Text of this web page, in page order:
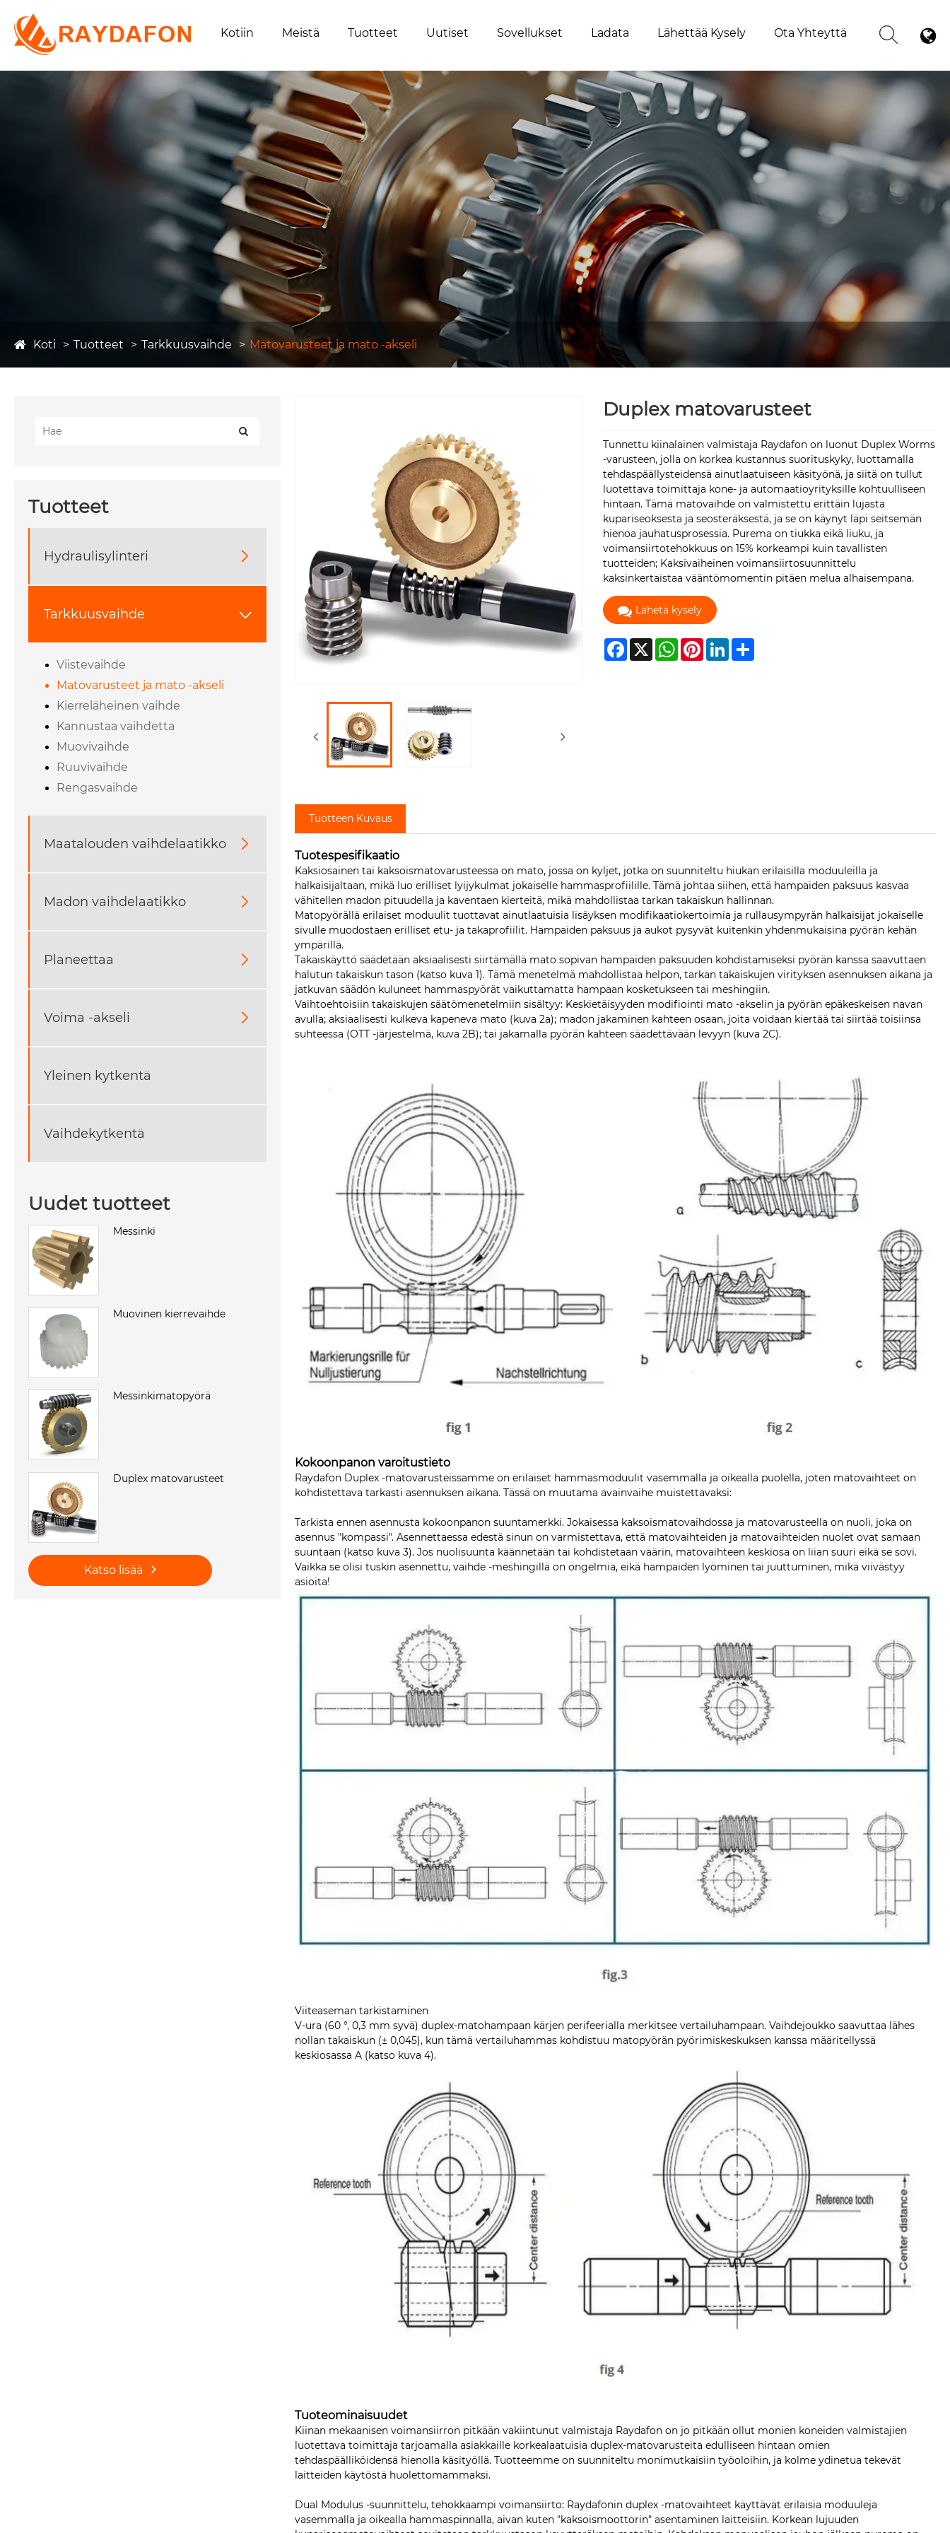
Kotiin Meistä Tuotteet Uutiset Sovellukset Ladata Lähettää Kysely Ota Yhteyttä
Koti Tuotteet Tarkkuusvaihde Matovarusteet ja mato -akseli
Tuotteet
Hydraulisylinteri 
Tarkkuusvaihde 
Viistevaihde
Matovarusteet ja mato -akseli
Kierreläheinen vaihde
Kannustaa vaihdetta
Muovivaihde
Ruuvivaihde
Rengasvaihde
Maatalouden vaihdelaatikko 
Madon vaihdelaatikko 
Planeettaa 
Voima -akseli 
Yleinen kytkentä
Vaihdekytkentä
Uudet tuotteet
Messinki
Muovinen kierrevaihde
Messinkimatopyörä
Duplex matovarusteet
Katso lisää
Duplex matovarusteet
Tunnettu kiinalainen valmistaja Raydafon on luonut Duplex Worms
-varusteen, jolla on korkea kustannus suorituskyky, luottamalla
tehdaspäällysteidensä ainutlaatuiseen käsityönä, ja siitä on tullut
luotettava toimittaja kone- ja automaatioyrityksille kohtuulliseen
hintaan. Tämä matovaihde on valmistettu erittäin lujasta
kupariseoksesta ja seosteräksestä, ja se on käynyt läpi seitsemän
hienoa jauhatusprosessia. Purema on tiukka eikä liuku, ja
voimansiirtotehokkuus on 15% korkeampi kuin tavallisten
tuotteiden; Kaksivaiheinen voimansiirtosuunnittelu
kaksinkertaistaa vääntömomentin pitäen melua alhaisempana.
Lähetä kysely
Facebook
X WhatsApp
PinterestLinkedInShare
Tuotteen Kuvaus
Tuotespesifikaatio
Kaksiosainen tai kaksoismatovarusteessa on mato, jossa on kyljet, jotka on suunniteltu hiukan erilaisilla moduuleilla ja
halkaisijaltaan, mikä luo erilliset lyijykulmat jokaiselle hammasprofiilille. Tämä johtaa siihen, että hampaiden paksuus kasvaa
vähitellen madon pituudella ja kaventaen kierteitä, mikä mahdollistaa tarkan takaiskun hallinnan.
Matopyörällä erilaiset moduulit tuottavat ainutlaatuisia lisäyksen modifikaatiokertoimia ja rullausympyrän halkaisijat jokaiselle
sivulle muodostaen erilliset etu- ja takaprofiilit. Hampaiden paksuus ja aukot pysyvät kuitenkin yhdenmukaisina pyörän kehän
ympärillä.
Takaiskäyttö säädetään aksiaalisesti siirtämällä mato sopivan hampaiden paksuuden kohdistamiseksi pyörän kanssa saavuttaen
halutun takaiskun tason (katso kuva 1). Tämä menetelmä mahdollistaa helpon, tarkan takaiskujen virityksen asennuksen aikana ja
jatkuvan säädön kuluneet hammaspyörät vaikuttamatta hampaan kosketukseen tai meshingiin.
Vaihtoehtoisiin takaiskujen säätömenetelmiin sisältyy: Keskietäisyyden modifiointi mato -akselin ja pyörän epäkeskeisen navan
avulla; aksiaalisesti kulkeva kapeneva mato (kuva 2a); madon jakaminen kahteen osaan, joita voidaan kiertää tai siirtää toisiinsa
suhteessa (OTT -järjestelmä, kuva 2B); tai jakamalla pyörän kahteen säädettävään levyyn (kuva 2C).
Kokoonpanon varoitustieto
Raydafon Duplex -matovarusteissamme on erilaiset hammasmoduulit vasemmalla ja oikealla puolella, joten matovaihteet on
kohdistettava tarkasti asennuksen aikana. Tässä on muutama avainvaihe muistettavaksi:
Tarkista ennen asennusta kokoonpanon suuntamerkki. Jokaisessa kaksoismatovaihdossa ja matovarusteella on nuoli, joka on
asennus "kompassi". Asennettaessa edestä sinun on varmistettava, että matovaihteiden ja matovaihteiden nuolet ovat samaan
suuntaan (katso kuva 3). Jos nuolisuunta käännetään tai kohdistetaan väärin, matovaihteen keskiosa on liian suuri eikä se sovi.
Vaikka se olisi tuskin asennettu, vaihde -meshingillä on ongelmia, eikä hampaiden lyöminen tai juuttuminen, mikä viivästyy
asioita!
Viiteaseman tarkistaminen
V-ura (60 °, 0,3 mm syvä) duplex-matohampaan kärjen perifeerialla merkitsee vertailuhampaan. Vaihdejoukko saavuttaa lähes
nollan takaiskun (± 0,045), kun tämä vertailuhammas kohdistuu matopyörän pyörimiskeskuksen kanssa määritellyssä
keskiosassa A (katso kuva 4).
Tuoteominaisuudet
Kiinan mekaanisen voimansiirron pitkään vakiintunut valmistaja Raydafon on jo pitkään ollut monien koneiden valmistajien
luotettava toimittaja tarjoamalla asiakkaille korkealaatuisia duplex-matovarusteita edulliseen hintaan omien
tehdaspäälliköidensä hienolla käsityöllä. Tuotteemme on suunniteltu monimutkaisiin työoloihin, ja kolme ydinetua tekevät
laitteiden käytöstä huolettomammaksi.
Dual Modulus -suunnittelu, tehokkaampi voimansiirto: Raydafonin duplex -matovaihteet käyttävät erilaisia moduuleja
vasemmalla ja oikealla hammaspinnalla, aivan kuten "kaksoismoottorin" asentaminen laitteisiin. Korkean lujuuden